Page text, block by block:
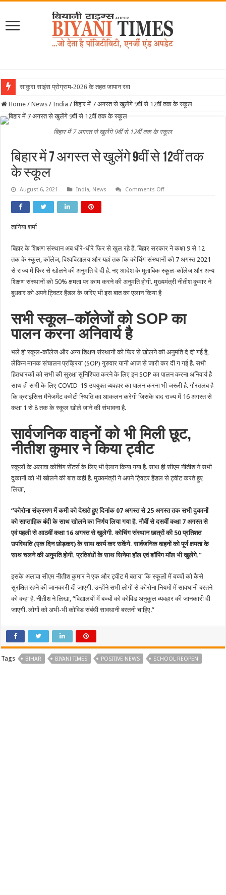
साकुरा साइंस प्रोग्राम-2026 के तहत जापान रवाना हुई बियानी
Home / News / India / बिहार में 7 अगस्त से खुलेंगे 9वीं से 12वीं तक के स्कूल
बिहार में 7 अगस्त से खुलेंगे 9वीं से 12वीं तक के स्कूल
बिहार में 7 अगस्त से खुलेंगे 9वीं से 12वीं तक
के स्कूल
August 6, 2021 India, News Comments Offon
12वीं
तक
के
स्कूल
तानिया शर्मा
बिहार के शिक्षण संस्थान अब धीरे-धीरे फिर से खुल रहे हैं. बिहार सरकार ने कक्षा 9 से 12
तक के स्कूल, कॉलेज, विश्वविद्यालय और यहां तक ​​कि कोचिंग संस्थानों को 7 अगस्त 2021
से राज्य में फिर से खोलने की अनुमति दे दी है. नए आदेश के मुताबिक स्कूल-कॉलेज और अन्य
शिक्षण संस्थानों को 50% क्षमता पर काम करने की अनुमति होगी. मुख्यमंत्री नीतीश कुमार ने
बुधवार को अपने ट्विटर हैंडल के जरिए भी इस बात का एलान किया है
सभी स्कूल–कॉलेजों कोSOPका
पालन करना अनिवार्य है
भले ही स्कूल-कॉलेज और अन्य शिक्षण संस्थानों को फिर से खोलने की अनुमति दे दी गई है,
लेकिन मानक संचालन प्रक्रिया (SOP) गुरुवार यानी आज से जारी कर दी ग गई है. सभी
हितधारकों को सभी की सुरक्षा सुनिश्चित करने के लिए इन SOP का पालन करना अनिवार्य है
साथ ही सभी के लिए COVID-19 उपयुक्त व्यवहार का पालन करना भी जरूरी है. गौरतलब है
कि क्राइसिस मैनेजमेंट कमेटी स्थिति का आकलन करेगी जिसके बाद राज्य में 16 अगस्त से
कक्षा 1 से 8 तक के स्कूल खोले जाने की संभावना है.
सार्वजनिक वाहनों को भी मिली छूट,
नीतीश कुमार ने किया ट्वीट
स्कूलों के अलावा कोचिंग सेंटर्स के लिए भी ऐलान किया गया है. साथ ही सीएम नीतीश ने सभी
दुकानों को भी खोलने की बात कही है. मुख्यमंत्री ने अपने ट्विटर हैंडल से ट्वीट करते हुए
लिखा,
“कोरोना संक्रमण में कमी को देखते हुए दिनांक 07 अगस्त से 25 अगस्त तक सभी दुकानों
को साप्ताहिक बंदी के साथ खोलने का निर्णय लिया गया है. नौवीं से दसवीं कक्षा 7 अगस्त से
एवं पहली से आठवीं कक्षा 16 अगस्त से खुलेगी. कोचिंग संस्थान छात्रों की 50 प्रतिशत
उपस्थिति (एक दिन छोड़कर) के साथ कार्य कर सकेंगे. सार्वजनिक वाहनों को पूर्ण क्षमता के
साथ चलने की अनुमति होगी. प्रतिबंधों के साथ सिनेमा हॉल एवं शॉपिंग मॉल भी खुलेंगे.”
इसके अलावा सीएम नीतीश कुमार ने एक और ट्वीट में बताया कि स्कूलों में बच्चों को कैसे
सुरक्षित रहने की जानकारी दी जाएगी. उन्होंने सभी लोगों से कोरोना नियमों में सावधानी बरतने
को कहा है. नीतीश ने लिखा, “विद्यालयों में बच्चों को कोविड अनुकूल व्यवहार की जानकारी दी
जाएगी. लोगों को अभी-भी कोविड संबंधी सावधानी बरतनी चाहिए.”
Tags BIHAR BIYANI TIMES POSITIVE NEWS SCHOOL REOPEN